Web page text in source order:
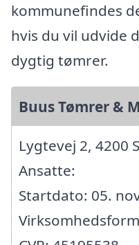
kommunefindes
hvis du vil udvide
dygtig tømrer.
Buus Tømrer &
Lygtevej 2, 4200
Ansatte:
Startdato: 05.